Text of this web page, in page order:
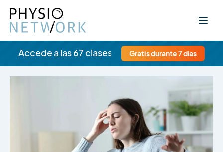
Accede a las 67 clases Gratis durante 7 días